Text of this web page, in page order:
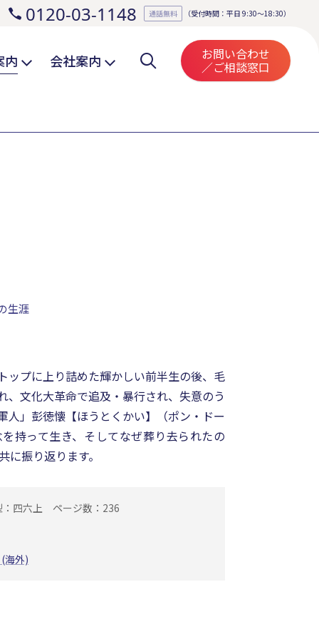
0120-03-1148 通話無料 （受付時間：平日 9:30～18:30）
内 会社案内 お問い合わせ
／ご相談窓口
生涯
ップに上り詰めた輝かしい前半生の後、毛
、文化大革命で追及・暴行され、失意のう
人」彭徳懐【ほうとくかい】（ポン・ドー
持って生き、そしてなぜ葬り去られたの
振り返ります。
：四六上
ページ数：236
海外)